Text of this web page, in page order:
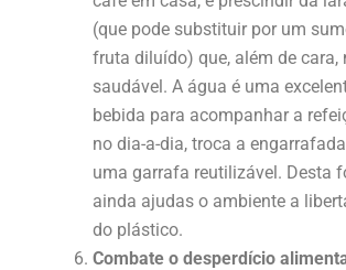
(que pode substituir por um
fruta diluído) que, além de cara,
saudável. A água é uma
bebida para acompanhar a
no dia-a-dia, troca a
uma garrafa reutilizável. Desta
ainda ajudas o ambiente a
do plástico.
Combate o desperdício